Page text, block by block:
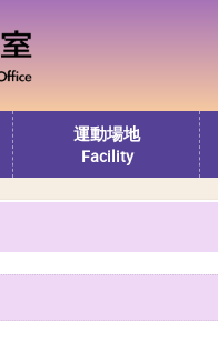
運動場地
Facility